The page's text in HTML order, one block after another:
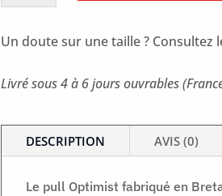
Un doute sur une taille ? Consultez
Livré sous 4 à 6 jours ouvrables
DESCRIPTION AVIS (0)
Le pull Optimist fabriqué en